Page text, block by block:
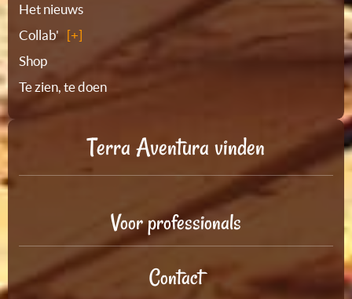
Het nieuws
Collab'
Shop
Te zien, te doen
Terra Aventura vinden
Voor professionals
Contact